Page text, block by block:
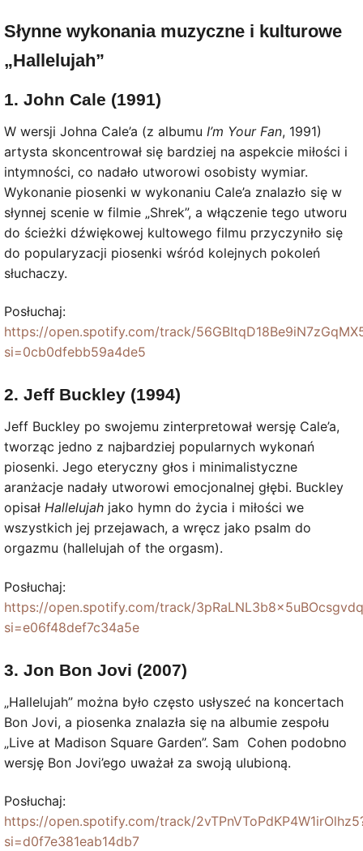
Słynne wykonania muzyczne i kulturowe
„Hallelujah”
1. John Cale (1991)
W wersji Johna Cale’a (z albumu I’m Your Fan, 1991)
artysta skoncentrował się bardziej na aspekcie miłości i
intymności, co nadało utworowi osobisty wymiar.
Wykonanie piosenki w wykonaniu Cale’a znalazło się w
słynnej scenie w filmie „Shrek”, a włączenie tego utworu
do ścieżki dźwiękowej kultowego filmu przyczyniło się
do popularyzacji piosenki wśród kolejnych pokoleń
słuchaczy.
Posłuchaj:
https://open.spotify.com/track/
si=0cb0dfebb59a4de5
2. Jeff Buckley (1994)
Jeff Buckley po swojemu zinterpretował wersję Cale’a,
tworząc jedno z najbardziej popularnych wykonań
piosenki. Jego eteryczny głos i minimalistyczne
aranżacje nadały utworowi emocjonalnej głębi. Buckley
opisał Hallelujah jako hymn do życia i miłości we
wszystkich jej przejawach, a wręcz jako psalm do
orgazmu (hallelujah of the orgasm).
Posłuchaj:
https://open.spotify.com/track/
si=e06f48def7c34a5e
3. Jon Bon Jovi (2007)
„Hallelujah” można było często usłyszeć na koncertach
Bon Jovi, a piosenka znalazła się na albumie zespołu
„Live at Madison Square Garden”. Sam Cohen podobno
wersję Bon Jovi’ego uważał za swoją ulubioną.
Posłuchaj:
https://open.spotify.com/track/
si=d0f7e381eab14db7